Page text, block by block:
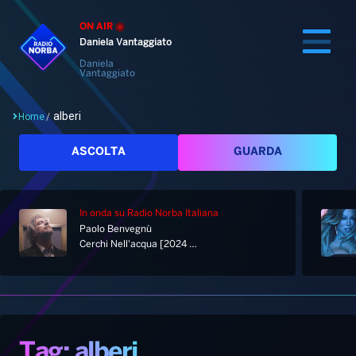
ON AIR
Daniela Vantaggiato
Daniela
Vantaggiato
Home
Palinsesto
Notizie
Home/ alberi
ASCOLTA GUARDA
In onda su Radio Norba Italiana
Paolo Benvegnù
Cerchi Nell'acqua [2024 Remastered]